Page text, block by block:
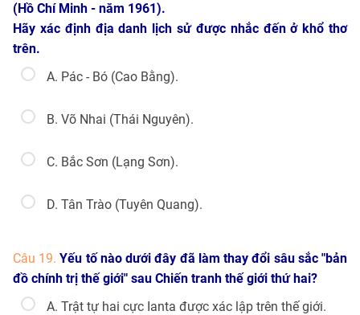
(Hồ Chí Minh - năm 1961).
Hãy xác định địa danh lịch sử được nhắc đến ở khổ thơ
trên.
A. Pác - Bó (Cao Bằng).
B. Võ Nhai (Thái Nguyên).
C. Bắc Sơn (Lạng Sơn).
D. Tân Trào (Tuyên Quang).
Câu 19.Yếu tố nào dưới đây đã làm thay đổi sâu sắc "bản
đồ chính trị thế giới" sau Chiến tranh thế giới thứ hai?
A. Trật tự hai cực Ianta được xác lập trên thế giới.